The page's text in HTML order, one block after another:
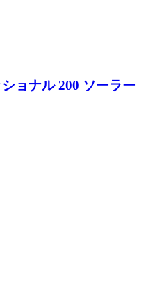
ョナル 200 ソーラー